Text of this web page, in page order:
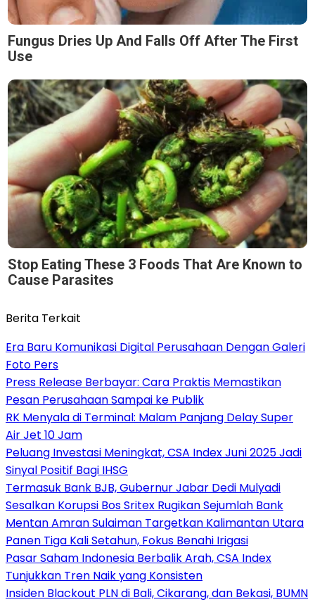
Fungus Dries Up And Falls Off After The First
Use
Stop Eating These 3 Foods That Are Known to
Cause Parasites
Berita Terkait
Era Baru Komunikasi Digital Perusahaan Dengan Galeri
Foto Pers
Press Release Berbayar: Cara Praktis Memastikan
Pesan Perusahaan Sampai ke Publik
RK Menyala di Terminal: Malam Panjang Delay Super
Air Jet 10 Jam
Peluang Investasi Meningkat, CSA Index Juni 2025 Jadi
Sinyal Positif Bagi IHSG
Termasuk Bank BJB, Gubernur Jabar Dedi Mulyadi
Sesalkan Korupsi Bos Sritex Rugikan Sejumlah Bank
Mentan Amran Sulaiman Targetkan Kalimantan Utara
Panen Tiga Kali Setahun, Fokus Benahi Irigasi
Pasar Saham Indonesia Berbalik Arah, CSA Index
Tunjukkan Tren Naik yang Konsisten
Insiden Blackout PLN di Bali, Cikarang, dan Bekasi, BUMN